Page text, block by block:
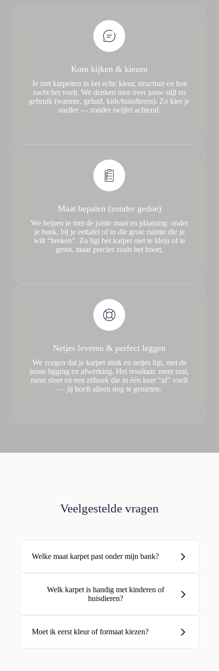
Kom kijken & kiezen
Je ziet karpetten in het echt: kleur, structuur en hoe
zacht het voelt. We denken mee over jouw stijl en
gebruik (warmte, geluid, kids/huisdieren). Zo kies je
sneller — zonder twijfel achteraf.
Maat bepalen (zonder gedoe)
We helpen je met de juiste maat en plaatsing: onder
je bank, bij je eettafel of in die grote ruimte die je
wilt “breken”. Zo ligt het karpet niet te klein of te
groot, maar precies zoals het hoort.
Netjes leveren & perfect leggen
We zorgen dat je karpet strak en netjes ligt, met de
juiste ligging en afwerking. Het resultaat: meer rust,
meer sfeer en een zithoek die in één keer “af” voelt
— jij hoeft alleen nog te genieten.
Veelgestelde vragen
Welke maat karpet past onder mijn bank?
Welk karpet is handig met kinderen of
huisdieren?
Moet ik eerst kleur of formaat kiezen?